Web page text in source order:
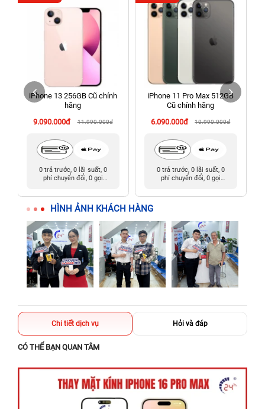
256 Võ Văn Ngân, Thủ Đức, Hồ Chí Minh (Bình Thọ, TP. Thủ
Đức Cũ)
70 Nguyễn An Ninh, Dĩ An, Hồ Chí Minh (Bình Dương Cũ)
Tàu cũ)
198 Hoàng Văn Thụ, Tân Sơn Nhất, Hồ Chí Minh (Tân Bình
iPhone 13 256GB Cũ chính
hãng
9.090.000đ
11.990.000đ
0 trả trước, 0 lãi suất, 0
phí chuyển đổi, 0 gọi
iPhone 11 Pro Max 512GB
Cũ chính hãng
6.090.000đ
10.990.000đ
0 trả trước, 0 lãi suất, 0
phí chuyển đổi, 0 gọi
HÌNH ẢNH KHÁCH HÀNG
Chi tiết dịch vụ Hỏi và đáp
CÓ THỂ BẠN QUAN TÂM